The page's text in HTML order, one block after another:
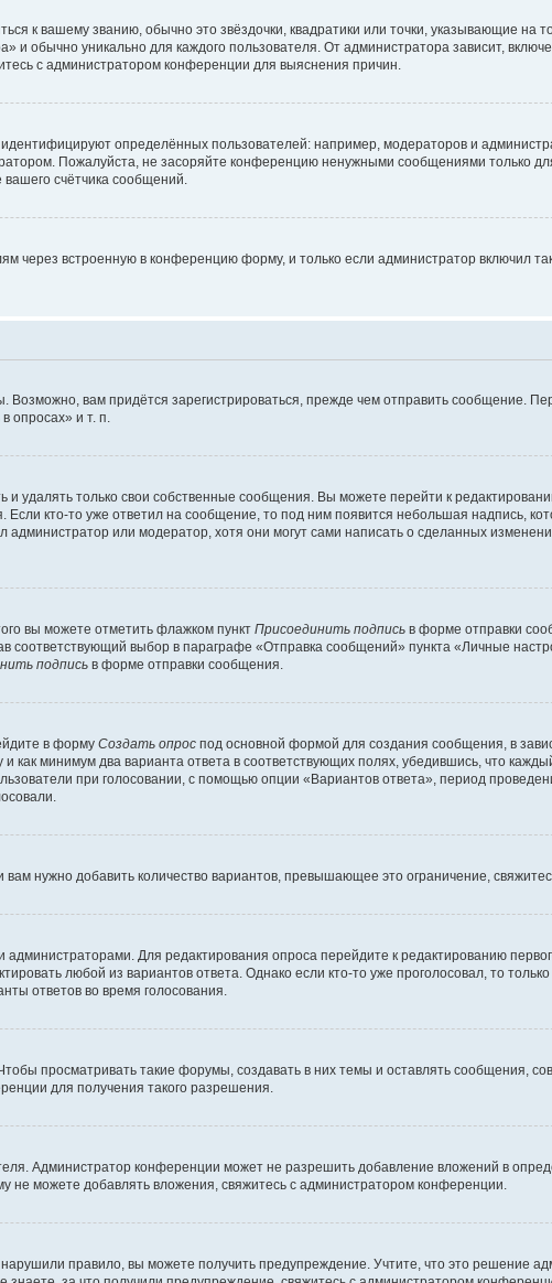
к вашему званию, обычно это звёздочки, квадратики или точки, указывающие на
обычно уникально для каждого пользователя. От администратора зависит,
с администратором конференции для выяснения причин.
определённых пользователей: например, модераторов и
Пожалуйста, не засоряйте конференцию ненужными сообщениями только
счётчика сообщений.
через встроенную в конференцию форму, и только если администратор включил
вам придётся зарегистрироваться, прежде чем отправить сообщение.
и т. п.
только свои собственные сообщения. Вы можете перейти к
кто-то уже ответил на сообщение, то под ним появится небольшая надпись,
или модератор, хотя они могут сами написать о сделанных
вы можете отметить флажком пункт Присоединить подпись в форме отправки
выбор в параграфе «Отправка сообщений» пункта «Личные
подпись в форме отправки сообщения.
в форму Создать опрос под основной формой для создания сообщения, в
минимум два варианта ответа в соответствующих полях, убедившись, что
при голосовании, с помощью опции «Вариантов ответа», период
нужно добавить количество вариантов, превышающее это ограничение,
Для редактирования опроса перейдите к редактированию
любой из вариантов ответа. Однако если кто-то уже проголосовал, то
ответов во время голосования.
просматривать такие форумы, создавать в них темы и оставлять сообщения,
для получения такого разрешения.
Администратор конференции может не разрешить добавление вложений в
можете добавлять вложения, свяжитесь с администратором конференции.
правило, вы можете получить предупреждение. Учтите, что это решение